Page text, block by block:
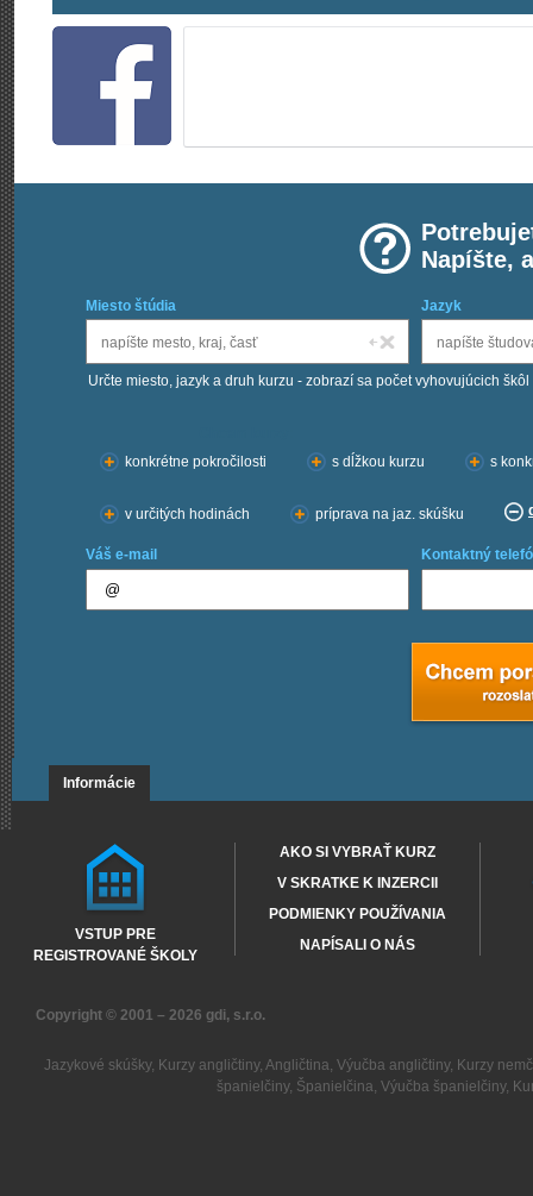
Napíšte,
Miesto štúdia Jazyk
Určte miesto, jazyk a druh kurzu - zobrazí sa počet vyhovujúcich škôl
konkrétne pokročilosti
s dĺžkou kurzu s
v určitých hodinách príprava na jaz. skúšku
Váš e-mail Kontaktný
Informácie
VSTUP PRE
REGISTROVANÉ ŠKOLY
AKO SI VYBRAŤ KURZ
V SKRATKE K INZERCII
PODMIENKY POUŽÍVANIA
NAPÍSALI O NÁS
Copyright © 2001 – 2026 gdi, s.r.o.
Jazykové skúšky, Kurzy angličtiny, Angličtina, Výučba angličtiny, Kurzy
španielčiny, Španielčina, Výučba španielčiny,